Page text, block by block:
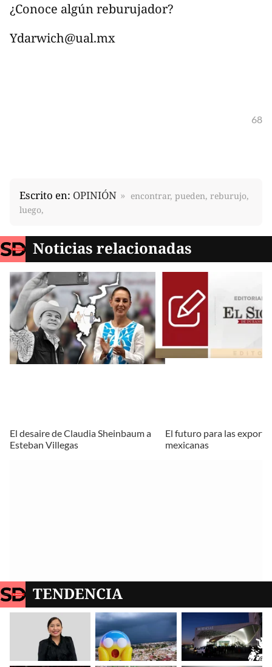
¿Conoce algún reburujador?
Ydarwich@ual.mx
68
Escrito en: OPINIÓN
encontrar, pueden, reburujo,
luego,
Noticias relacionadas
El desaire de Claudia Sheinbaum a
Esteban Villegas
El futuro para las
mexicanas
TENDENCIA